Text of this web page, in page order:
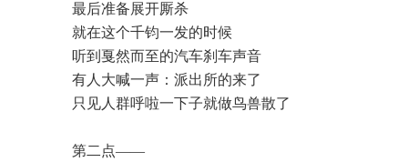
最后准备展开厮杀
就在这个千钧一发的时候
听到戛然而至的汽车刹车声音
有人大喊一声：派出所的来了
只见人群呼啦一下子就做鸟兽散了
第二点——